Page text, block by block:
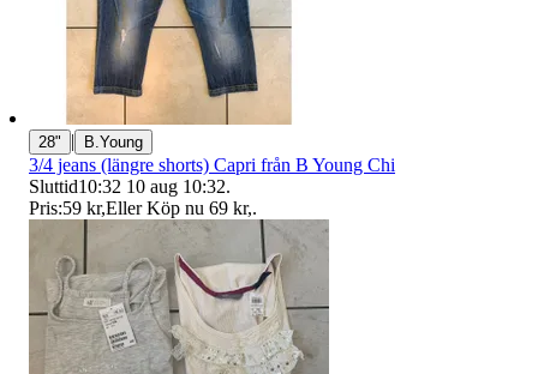
28" | B.Young
3/4 jeans (längre shorts) Capri från B Young Chi
Sluttid10:32 10 aug 10:32.
Pris:59 kr,Eller Köp nu 69 kr,.